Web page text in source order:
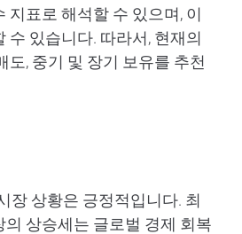
지표로 해석할 수 있으며, 이
수 있습니다. 따라서, 현재의
도, 중기 및 장기 보유를 추천
장 상황은 긍정적입니다. 최
상승세는 글로벌 경제 회복